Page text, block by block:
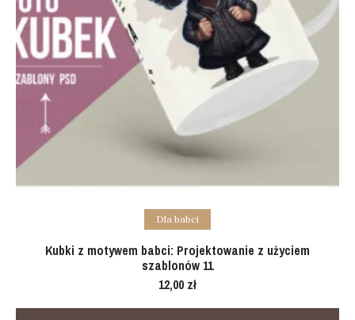
Add to cart
Dla babci
Kubki z motywem babci: Projektowanie z użyciem
szablonów 11
12,00 zł